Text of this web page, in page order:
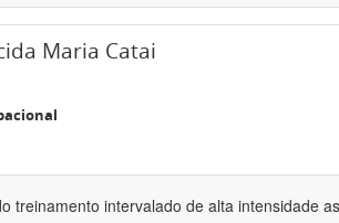
Maria Catai
treinamento intervalado de alta intensidade